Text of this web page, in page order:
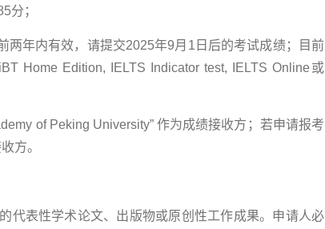
分；
两年内有效，请提交2025年9月1日后的考试成绩；目前
Home Edition, IELTS Indicator test, IELTS Online或
of Peking University” 作为成绩接收方；若申请报考
方。
代表性学术论文、出版物或原创性工作成果。申请人必